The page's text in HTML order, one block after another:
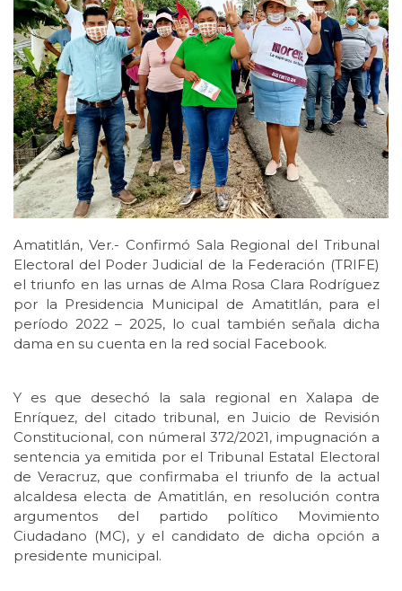
Amatitlán, Ver.- Confirmó Sala Regional del Tribunal
Electoral del Poder Judicial de la Federación (TRIFE)
el triunfo en las urnas de Alma Rosa Clara Rodríguez
por la Presidencia Municipal de Amatitlán, para el
período 2022 – 2025, lo cual también señala dicha
dama en su cuenta en la red social Facebook.
Y es que desechó la sala regional en Xalapa de
Enríquez, del citado tribunal, en Juicio de Revisión
Constitucional, con númeral 372/2021, impugnación a
sentencia ya emitida por el Tribunal Estatal Electoral
de Veracruz, que confirmaba el triunfo de la actual
alcaldesa electa de Amatitlán, en resolución contra
argumentos del partido político Movimiento
Ciudadano (MC), y el candidato de dicha opción a
presidente municipal.